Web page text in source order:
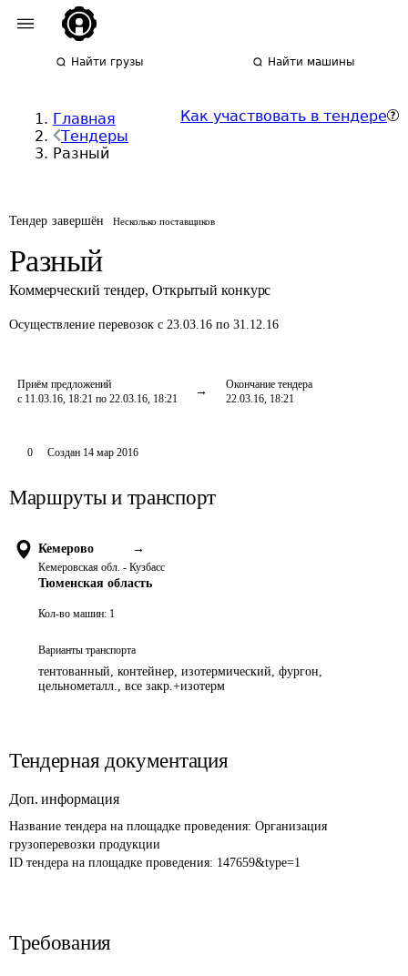
Найти грузы Найти машины
Главная
Тендеры
Разный
Как участвовать в тендере
Тендер завершён Несколько поставщиков
Разный
Коммерческий тендер, Открытый конкурс
Осуществление перевозок с 23.03.16 по 31.12.16
Приём предложений
с 11.03.16, 18:21 по 22.03.16, 18:21
Окончание тендера
22.03.16, 18:21
0 Создан 14 мар 2016
Маршруты и транспорт
Кемерово →
Кемеровская обл. - Кузбасс
Тюменская область
Кол-во машин: 1
Варианты транспорта
тентованный, контейнер, изотермический, фургон,
цельнометалл., все закр.+изотерм
Тендерная документация
Доп. информация
Название тендера на площадке проведения: Организация
грузоперевозки продукции
ID тендера на площадке проведения: 147659&type=1
Требования